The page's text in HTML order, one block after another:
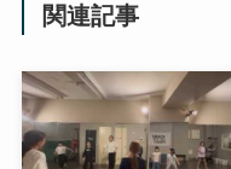
関連記事